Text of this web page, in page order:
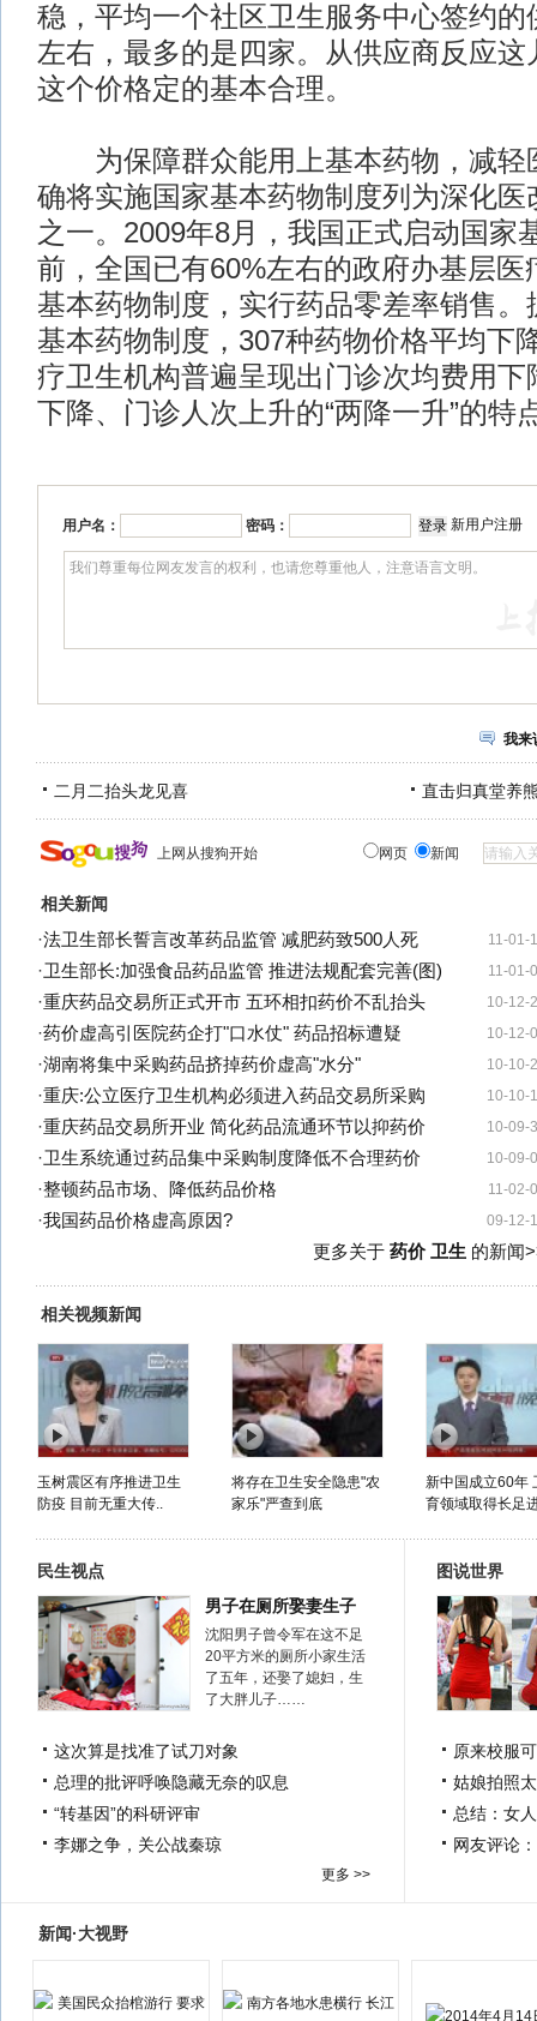
稳，平均一个社区卫生服务中心签约的
左右，最多的是四家。从供应商反应这
这个价格定的基本合理。
为保障群众能用上基本药物，减轻
确将实施国家基本药物制度列为深化医
之一。2009年8月，我国正式启动国家
前，全国已有60%左右的政府办基层医
基本药物制度，实行药品零差率销售。
基本药物制度，307种药物价格平均下
疗卫生机构普遍呈现出门诊次均费用下
下降、门诊人次上升的“两降一升”的特
用户名： 密码： 新用户注册
我来
二月二抬头龙见喜 直击归真堂养
上网从搜狗开始 网页 新闻
相关新闻
11-01-
·法卫生部长誓言改革药品监管 减肥药致500人死
11-01-
·卫生部长:加强食品药品监管 推进法规配套完善(图)
10-12-
·重庆药品交易所正式开市 五环相扣药价不乱抬头
10-12-
·药价虚高引医院药企打"口水仗" 药品招标遭疑
10-10-
·湖南将集中采购药品挤掉药价虚高"水分"
10-10-
·重庆:公立医疗卫生机构必须进入药品交易所采购
10-09-
·重庆药品交易所开业 简化药品流通环节以抑药价
10-09-
·卫生系统通过药品集中采购制度降低不合理药价
11-02-
·整顿药品市场、降低药品价格
09-12-
·我国药品价格虚高原因?
更多关于 药价 卫生 的新闻
相关视频新闻
玉树震区有序推进卫生
防疫 目前无重大传..
将存在卫生安全隐患"农
家乐"严查到底
新中国成立60年
育领域取得长足
民生视点
男子在厕所娶妻生子
沈阳男子曾令军在这不足
20平方米的厕所小家生活
了五年，还娶了媳妇，生
了大胖儿子……
这次算是找准了试刀对象
总理的批评呼唤隐藏无奈的叹息
“转基因”的科研评审
李娜之争，关公战秦琼
更多 >>
图说世界
原来校服
姑娘拍照
总结：女
网友评论
新闻·大视野